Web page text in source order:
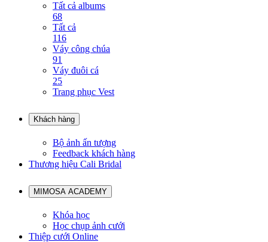
Tất cả albums
68
Tất cả
116
Váy công chúa
91
Váy đuôi cá
25
Trang phục Vest
Khách hàng
Bộ ảnh ấn tượng
Feedback khách hàng
Thương hiệu Cali Bridal
MIMOSA ACADEMY
Khóa học
Học chụp ảnh cưới
Thiệp cưới Online